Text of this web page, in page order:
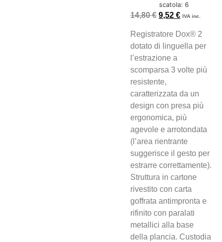
scatola: 6
14,80€ 9,52€ IVA inc.
Registratore Dox® 2
dotato di linguella per
l’estrazione a
scomparsa 3 volte più
resistente,
caratterizzata da un
design con presa più
ergonomica, più
agevole e arrotondata
(l’area rientrante
suggerisce il gesto per
estrarre correttamente).
Struttura in cartone
rivestito con carta
goffrata antimpronta e
rifinito con paralati
metallici alla base
della plancia. Custodia